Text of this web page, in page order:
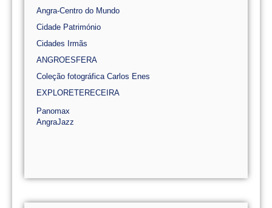
Angra-Centro do Mundo
Cidade Património
Cidades Irmãs
ANGROESFERA
Coleção fotográfica Carlos Enes
EXPLORETERECEIRA
Panomax
AngraJazz